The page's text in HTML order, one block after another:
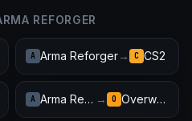
REFORGER
A Arma Reforger→ C CS2
A Arma Reforger → O Overwatch 2